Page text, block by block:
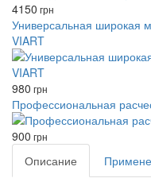
4150 грн
Универсальная широкая
VIART
980 грн
Профессиональная
900 грн
Описание